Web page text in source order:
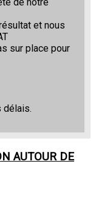
et nous
sur place pour
délais.
AUTOUR DE